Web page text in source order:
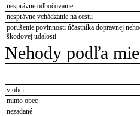
nesprávne odbočovanie
nesprávne vchádzanie na cestu
porušenie povinnosti účastníka dopravnej
škodovej udalosti
Nehody podľa
v obci
mimo obec
nezadané